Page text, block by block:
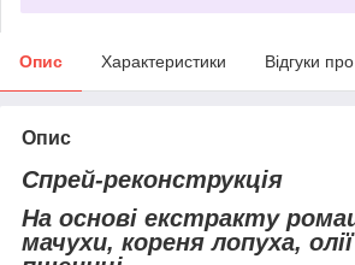
Опис Характеристики Відгуки
Опис
Спрей-реконструкція
На основі екстракту
мачухи, кореня лопуха,